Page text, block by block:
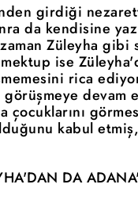
girdiği
da kendisine
Züleyha gibi
ise
rica
görüşmeye devam
çocuklarını
kabul
DA